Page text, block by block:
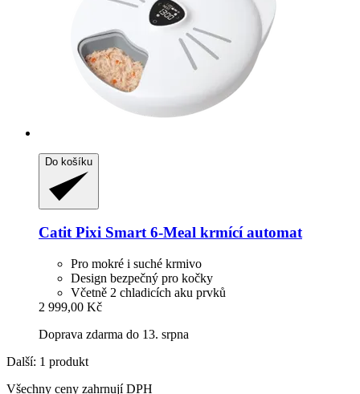
Do košíku
CatitPixi Smart 6-​Meal krmící automat
Pro mokré i suché krmivo
Design bezpečný pro kočky
Včetně 2 chladicích aku prvků
2 999,00 Kč
Doprava zdarma do 13. srpna
Další: 1 produkt
Všechny ceny zahrnují DPH